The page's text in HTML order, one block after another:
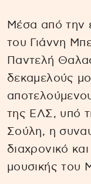
Μέσα από την
του Γιάννη
Παντελή
δεκαμελούς
της ΕΛΣ, υπό
Σούλη, η
διαχρονικό
μουσικής του